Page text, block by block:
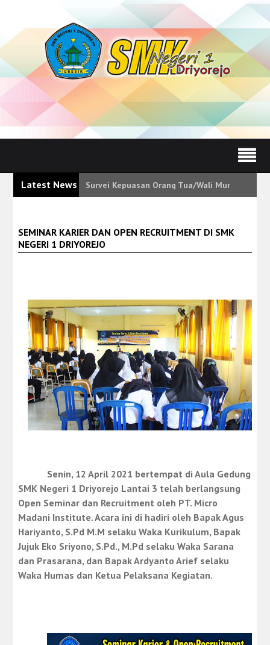
Latest News Survei Kepuasan Orang Tua/Wali Murid
SEMINAR KARIER DAN OPEN RECRUITMENT DI SMK
NEGERI 1 DRIYOREJO
Senin, 12 April 2021 bertempat di Aula Gedung
SMK Negeri 1 Driyorejo Lantai 3 telah berlangsung
Open Seminar dan Recruitment oleh PT. Micro
Madani Institute. Acara ini di hadiri oleh Bapak Agus
Hariyanto, S.Pd M.M selaku Waka Kurikulum, Bapak
Jujuk Eko Sriyono, S.Pd., M.Pd selaku Waka Sarana
dan Prasarana, dan Bapak Ardyanto Arief selaku
Waka Humas dan Ketua Pelaksana Kegiatan.